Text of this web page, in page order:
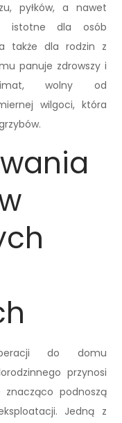
pyłków, a nawet
istotne dla osób
także dla rodzin z
panuje zdrowszy i
wolny od
wilgoci, która
do domu
przynosi
znacząco podnoszą
Jedną z